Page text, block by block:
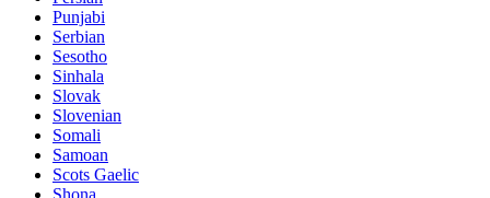
Punjabi
Serbian
Sesotho
Sinhala
Slovak
Slovenian
Somali
Samoan
Scots Gaelic
Shona